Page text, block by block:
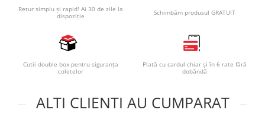
Retur simplu și rapid! Ai 30 de zile la
dispoziție
Schimbăm produsul GRATUIT
Cutii double box pentru siguranța
coletelor
Plată cu cardul chiar și în 6 rate fără
dobândă
ALTI CLIENTI AU CUMPARAT